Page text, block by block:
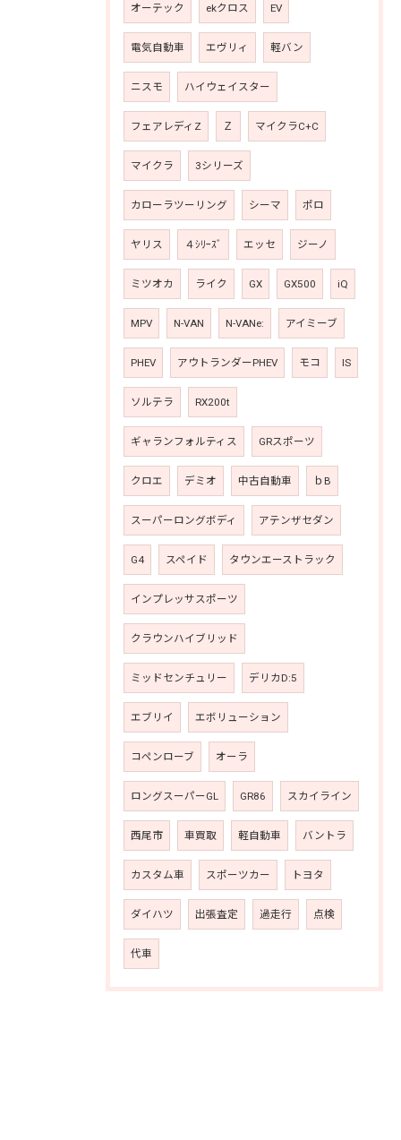
オーテック ekクロス EV
電気自動車 エヴリィ 軽バン
ニスモ ハイウェイスター
フェアレディZ Ｚ マイクラC+C
マイクラ 3シリーズ
カローラツーリング シーマ ポロ
ヤリス ４ｼﾘｰｽﾞ エッセ ジーノ
ミツオカ ライク GX GX500 iQ
MPV N-VAN N-VANe: アイミーブ
PHEV アウトランダーPHEV モコ IS
ソルテラ RX200t
ギャランフォルティス GRスポーツ
クロエ デミオ 中古自動車 ｂB
スーパーロングボディ アテンザセダン
G4 スペイド タウンエーストラック
インプレッサスポーツ
クラウンハイブリッド
ミッドセンチュリー デリカD:5
エブリイ エボリューション
コペンローブ オーラ
ロングスーパーGL GR86 スカイライン
西尾市 車買取 軽自動車 バントラ
カスタム車 スポーツカー トヨタ
ダイハツ 出張査定 過走行 点検
代車